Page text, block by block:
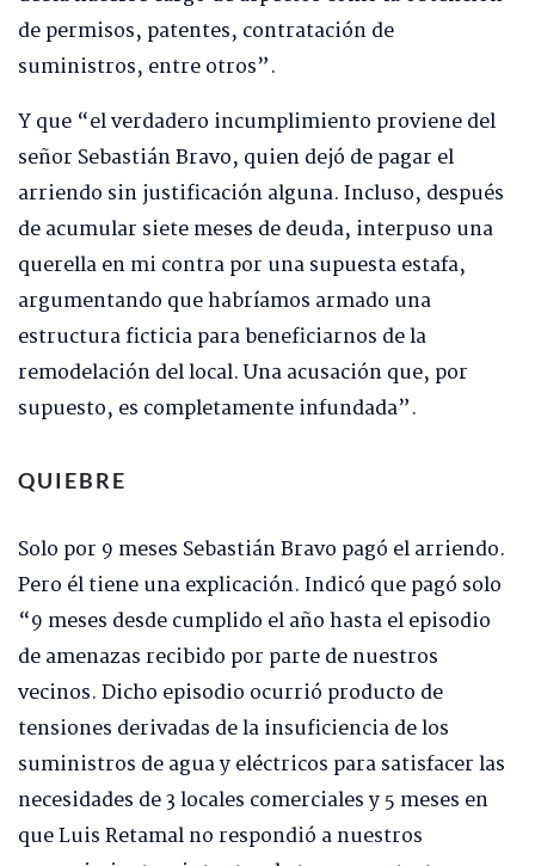
de permisos, patentes, contratación de
suministros, entre otros”.
Y que “el verdadero incumplimiento proviene del
señor Sebastián Bravo, quien dejó de pagar el
arriendo sin justificación alguna. Incluso, después
de acumular siete meses de deuda, interpuso una
querella en mi contra por una supuesta estafa,
argumentando que habríamos armado una
estructura ficticia para beneficiarnos de la
remodelación del local. Una acusación que, por
supuesto, es completamente infundada”.
QUIEBRE
Solo por 9 meses Sebastián Bravo pagó el arriendo.
Pero él tiene una explicación. Indicó que pagó solo
“9 meses desde cumplido el año hasta el episodio
de amenazas recibido por parte de nuestros
vecinos. Dicho episodio ocurrió producto de
tensiones derivadas de la insuficiencia de los
suministros de agua y eléctricos para satisfacer las
necesidades de 3 locales comerciales y 5 meses en
que Luis Retamal no respondió a nuestros